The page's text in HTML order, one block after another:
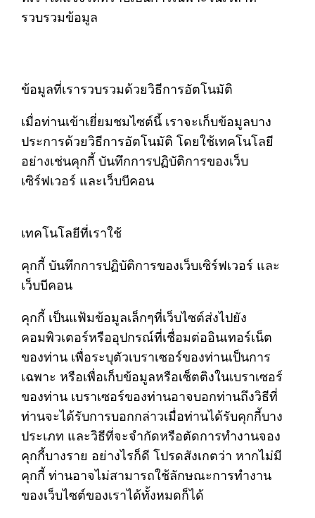
รวบรวมข้อมูล
ข้อมูลที่เรารวบรวมด้วยวิธีการอัตโนมัติ
เมื่อท่านเข้าเยี่ยมชมไซต์นี้ เราจะเก็บข้อมูลบาง
ประการด้วยวิธีการอัตโนมัติ โดยใช้เทคโนโลยี
อย่างเช่นคุกกี้ บันทึกการปฏิบัติการของเว็บ
เซิร์ฟเวอร์ และเว็บบีคอน
เทคโนโลยีที่เราใช้
คุกกี้ บันทึกการปฏิบัติการของเว็บเซิร์ฟเวอร์ และ
เว็บบีคอน
คุกกี้ เป็นแฟ้มข้อมูลเล็กๆที่เว็บไซต์ส่งไปยัง
คอมพิวเตอร์หรืออุปกรณ์ที่เชื่อมต่ออินเทอร์เน็ต
ของท่าน เพื่อระบุตัวเบราเซอร์ของท่านเป็นการ
เฉพาะ หรือเพื่อเก็บข้อมูลหรือเซ็ตติงในเบราเซอร์
ของท่าน เบราเซอร์ของท่านอาจบอกท่านถึงวิธีที่
ท่านจะได้รับการบอกกล่าวเมื่อท่านได้รับคุกกี้บาง
ประเภท และวิธีที่จะจำกัดหรือตัดการทำงานจอง
คุกกี้บางราย อย่างไรก็ดี โปรดสังเกตว่า หากไม่มี
คุกกี้ ท่านอาจไม่สามารถใช้ลักษณะการทำงาน
ของเว็บไซต์ของเราได้ทั้งหมดก็ได้